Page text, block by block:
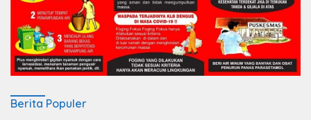
Berita Populer